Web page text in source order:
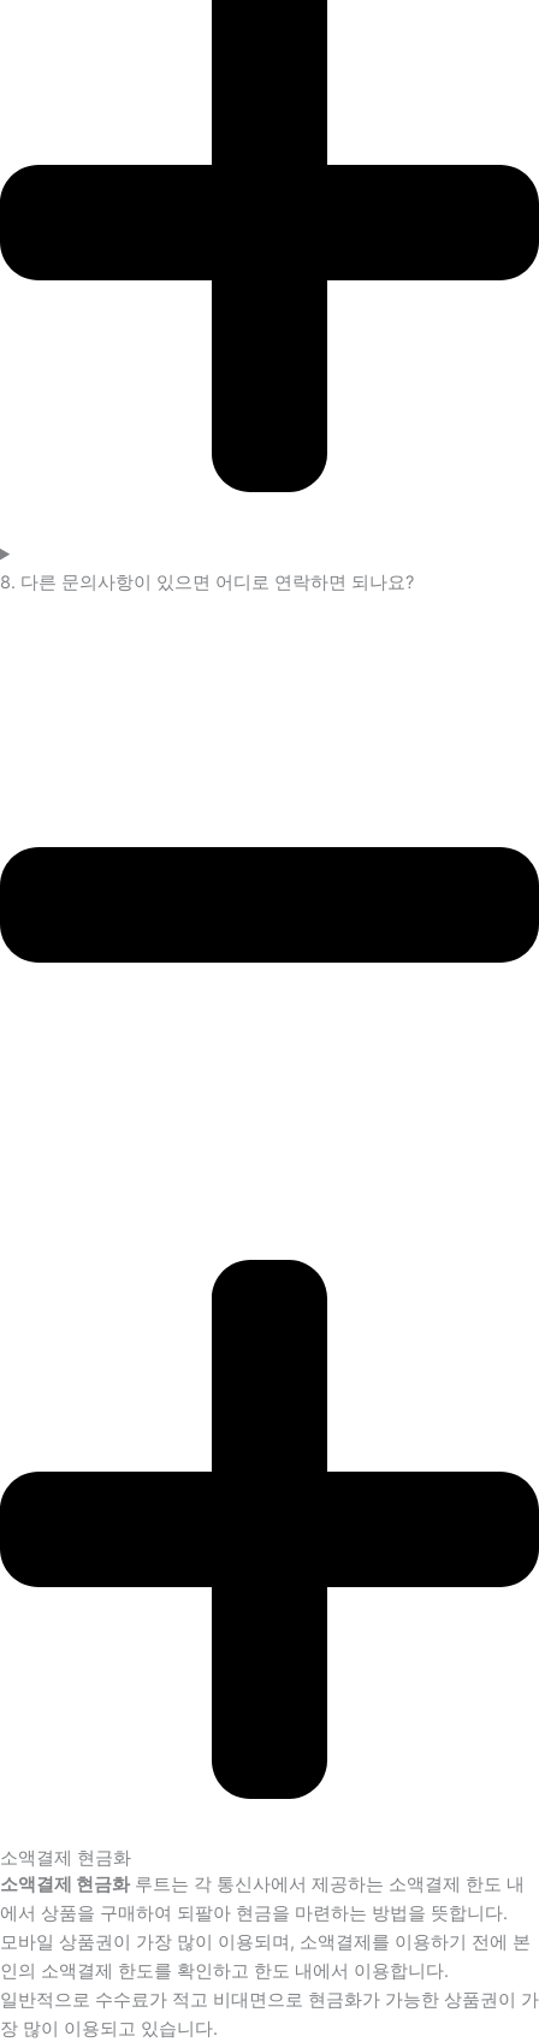
8. 다른 문의사항이 있으면 어디로 연락하면 되나요?
소액결제 현금화
소액결제 현금화루트는 각 통신사에서 제공하는 소액결제 한도 내
에서 상품을 구매하여 되팔아 현금을 마련하는 방법을 뜻합니다.
모바일 상품권이 가장 많이 이용되며, 소액결제를 이용하기 전에 본
인의 소액결제 한도를 확인하고 한도 내에서 이용합니다.
일반적으로 수수료가 적고 비대면으로 현금화가 가능한 상품권이 가
장 많이 이용되고 있습니다.